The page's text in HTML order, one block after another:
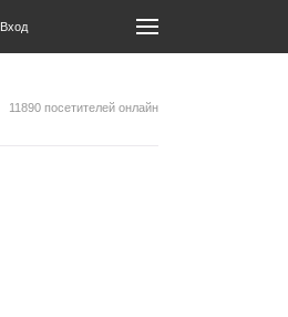
Вход
11890 посетителей онлайн